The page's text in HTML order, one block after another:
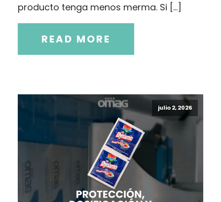
producto tenga menos merma. Si […]
READ MORE
julio 2, 2026